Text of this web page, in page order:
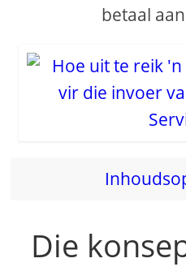
betaal
Die